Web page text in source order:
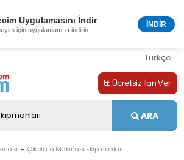
Uygulamasını İndir
için uygulamamızı indirin.
İNDİR
Türkçe
Ücretsiz İlan Ver
ARA
Çikolata Makinası Ekipmanları